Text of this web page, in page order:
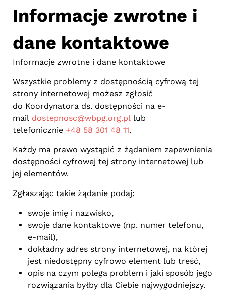
Informacje zwrotne i
dane kontaktowe
Informacje zwrotne i dane kontaktowe
Wszystkie problemy z dostępnością cyfrową tej
strony internetowej możesz zgłosić
do Koordynatora ds. dostępności na e-
mail dostepnosc@wbpg.org.pl lub
telefonicznie +48 58 301 48 11.
Każdy ma prawo wystąpić z żądaniem zapewnienia
dostępności cyfrowej tej strony internetowej lub
jej elementów.
Zgłaszając takie żądanie podaj:
swoje imię i nazwisko,
swoje dane kontaktowe (np. numer telefonu,
e-mail),
dokładny adres strony internetowej, na której
jest niedostępny cyfrowo element lub treść,
opis na czym polega problem i jaki sposób jego
rozwiązania byłby dla Ciebie najwygodniejszy.